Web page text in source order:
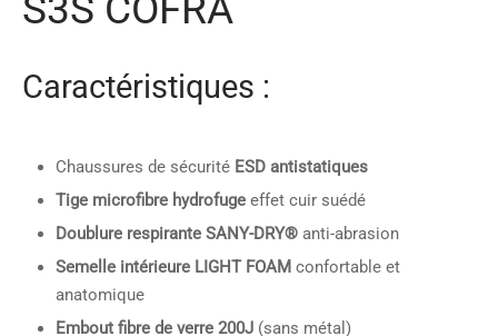
Caractéristiques :
Chaussures de sécurité ESD antistatiques
Tige microfibre hydrofuge effet cuir suédé
Doublure respirante SANY-DRY® anti-abrasion
Semelle intérieure LIGHT FOAM confortable et
anatomique
Embout fibre de verre 200J (sans métal)